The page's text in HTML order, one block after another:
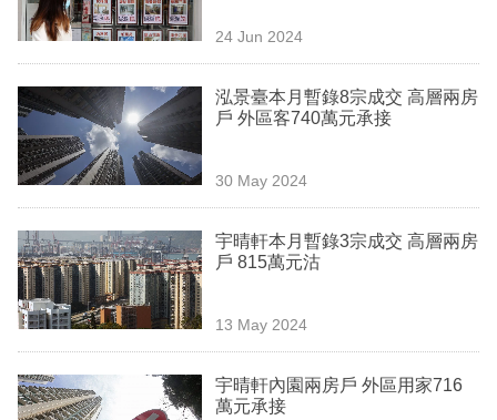
科
技
職
場
生
時
事
欄
24 Jun 2024
泓景臺本月暫錄8宗成交 高層兩房
戶 外區客740萬元承接
30 May 2024
宇晴軒本月暫錄3宗成交 高層兩房
戶 815萬元沽
13 May 2024
宇晴軒內園兩房戶 外區用家716
萬元承接